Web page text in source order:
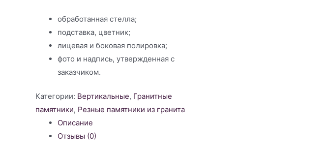
обработанная стелла;
подставка, цветник;
лицевая и боковая полировка;
фото и надпись, утвержденная с
заказчиком.
Категории: Вертикальные, Гранитные
памятники, Резные памятники из гранита
Описание
Отзывы (0)